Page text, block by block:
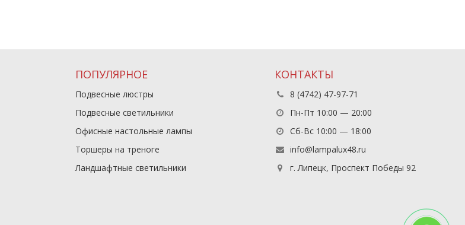
ПОПУЛЯРНОЕ
Подвесные люстры
Подвесные светильники
Офисные настольные лампы
Торшеры на треноге
Ландшафтные светильники
КОНТАКТЫ
8 (4742) 47-97-71
Пн-Пт 10:00 — 20:00
Сб-Вс 10:00 — 18:00
info@lampalux48.ru
г. Липецк, Проспект Победы 92